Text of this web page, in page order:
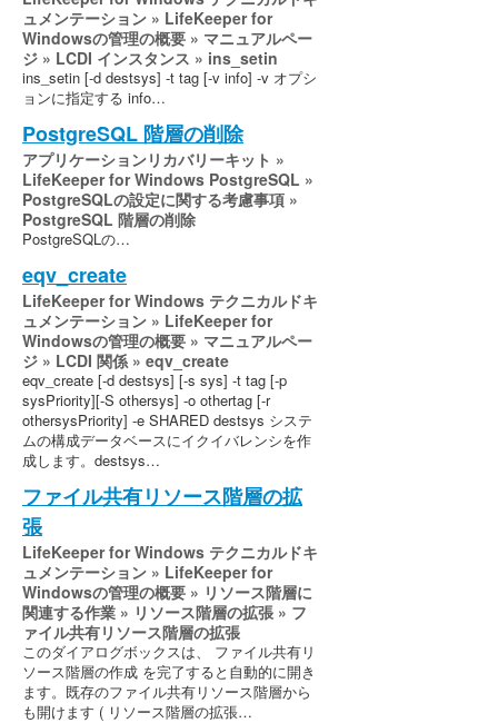
ュメンテーション » LifeKeeper for
Windowsの管理の概要 » マニュアルペー
ジ » LCDI インスタンス » ins_setin
ins_setin [-d destsys] -t tag [-v info] -v オプシ
ョンに指定する info…
PostgreSQL 階層の削除
アプリケーションリカバリーキット »
LifeKeeper for Windows PostgreSQL »
PostgreSQLの設定に関する考慮事項 »
PostgreSQL 階層の削除
PostgreSQLの…
eqv_create
LifeKeeper for Windows テクニカルドキ
ュメンテーション » LifeKeeper for
Windowsの管理の概要 » マニュアルペー
ジ » LCDI 関係 » eqv_create
eqv_create [-d destsys] [-s sys] -t tag [-p
sysPriority][-S othersys] -o othertag [-r
othersysPriority] -e SHARED destsys システ
ムの構成データベースにイクイバレンシを作
成します。destsys…
ファイル共有リソース階層の拡
張
LifeKeeper for Windows テクニカルドキ
ュメンテーション » LifeKeeper for
Windowsの管理の概要 » リソース階層に
関連する作業 » リソース階層の拡張 » フ
ァイル共有リソース階層の拡張
このダイアログボックスは、 ファイル共有リ
ソース階層の作成 を完了すると自動的に開き
ます。既存のファイル共有リソース階層から
も開けます ( リソース階層の拡張…